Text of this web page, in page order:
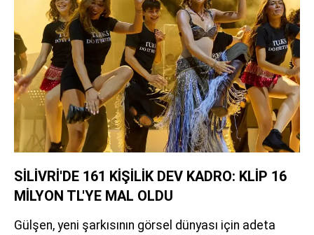
SİLİVRİ'DE 161 KİŞİLİK DEV KADRO: KLİP 16
MİLYON TL'YE MAL OLDU
Gülşen, yeni şarkısının görsel dünyası için adeta